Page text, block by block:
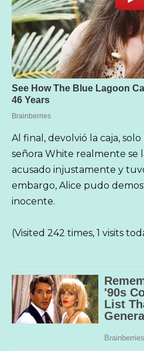
Al final, devolvió la caja,
señora White realmente se
acusado injustamente y
embargo, Alice pudo
inocente.
(Visited 242 times, 1 visits